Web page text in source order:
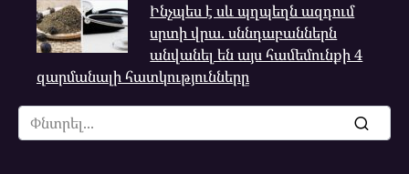
Ինչպես է սև պղպեղն ազդում
սրտի վրա. սննդաբաններն
անվանել են այս համեմունքի 4
զարմանալի հատկությունները
Search
for: